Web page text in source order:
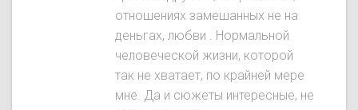
отношениях замешанных не на
деньгах, любви . Нормальной
человеческой жизни, которой
так не хватает, по крайней мере
мне. Да и сюжеты интересные, не